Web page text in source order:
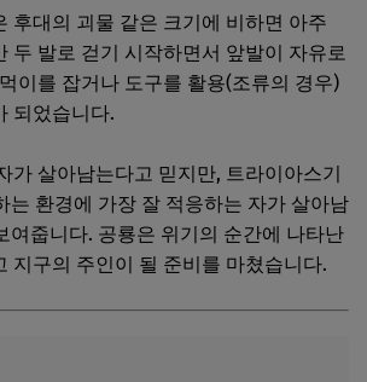
후대의 괴물 같은 크기에 비하면 아주
두 발로 걷기 시작하면서 앞발이 자유로
이를 잡거나 도구를 활용(조류의 경우)
되었습니다.
가 살아남는다고 믿지만, 트라이아스기
는 환경에 가장 잘 적응하는 자가 살아남
여줍니다. 공룡은 위기의 순간에 나타난
지구의 주인이 될 준비를 마쳤습니다.